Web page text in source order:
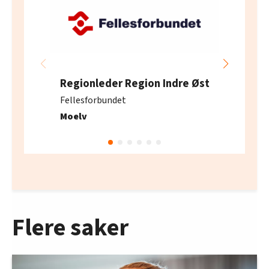
Regionleder Region Indre Øst
Fellesforbundet
Moelv
Flere saker